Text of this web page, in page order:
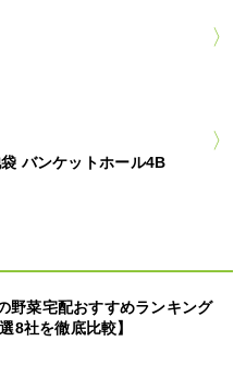
バンケットホール4B
野菜宅配おすすめランキング
8社を徹底比較】